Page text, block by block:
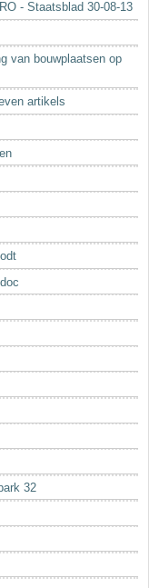
- Staatsblad 30-08-13
van bouwplaatsen op
artikels
32